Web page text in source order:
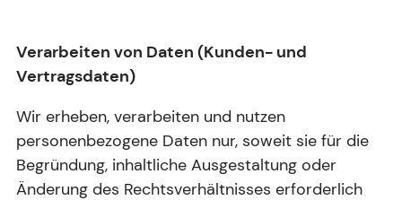
Verarbeiten von Daten (Kunden- und
Vertragsdaten)
Wir erheben, verarbeiten und nutzen
personenbezogene Daten nur, soweit sie für die
Begründung, inhaltliche Ausgestaltung oder
Änderung des Rechtsverhältnisses erforderlich